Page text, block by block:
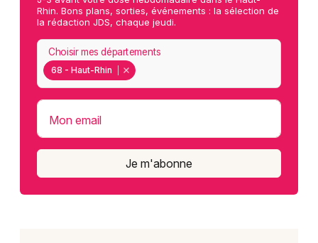
Rhin. Bons plans, sorties, événements : la sélection de
la rédaction JDS, chaque jeudi.
68 - Haut-Rhin
Choisir mes départements
Mon email
Je m'abonne